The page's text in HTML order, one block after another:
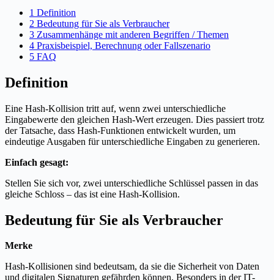
1 Definition
2 Bedeutung für Sie als Verbraucher
3 Zusammenhänge mit anderen Begriffen / Themen
4 Praxisbeispiel, Berechnung oder Fallszenario
5 FAQ
Definition
Eine Hash-Kollision tritt auf, wenn zwei unterschiedliche
Eingabewerte den gleichen Hash-Wert erzeugen. Dies passiert trotz
der Tatsache, dass Hash-Funktionen entwickelt wurden, um
eindeutige Ausgaben für unterschiedliche Eingaben zu generieren.
Einfach gesagt:
Stellen Sie sich vor, zwei unterschiedliche Schlüssel passen in das
gleiche Schloss – das ist eine Hash-Kollision.
Bedeutung für Sie als Verbraucher
Merke
Hash-Kollisionen sind bedeutsam, da sie die Sicherheit von Daten
und digitalen Signaturen gefährden können. Besonders in der IT-